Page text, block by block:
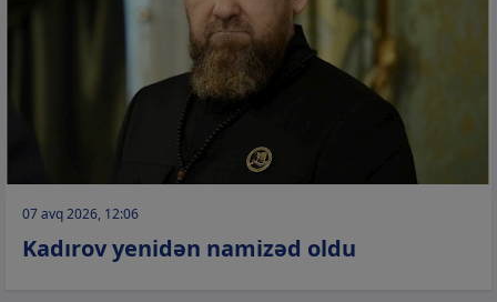
07 avq 2026, 12:06
Kadırov yenidən namizəd oldu